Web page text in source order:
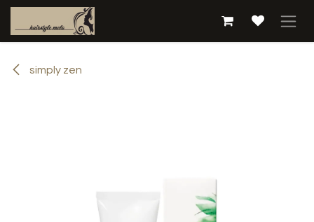
Overslaan naar inhoud
simply zen